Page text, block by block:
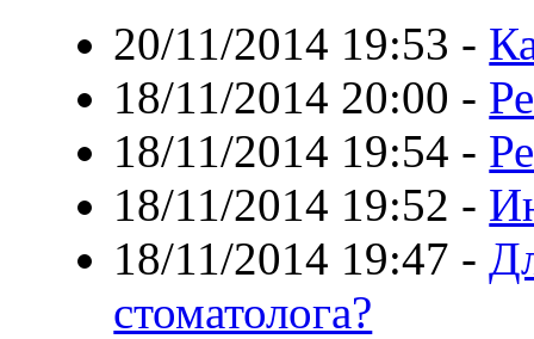
20/11/2014 19:53 -
18/11/2014 20:00 -
18/11/2014 19:54 -
18/11/2014 19:52 -
18/11/2014 19:47 -
стоматолога?